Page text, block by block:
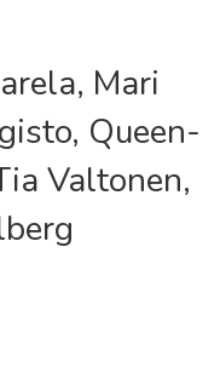
Mari
Queen-
Valtonen,